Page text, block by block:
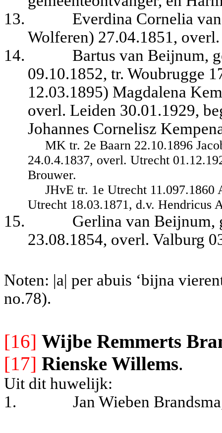
13.
Everdina Cornelia
Wolferen) 27.04.1851,
14.
Bartus van Beijnum,
09.10.1852, tr. Woubrugge
12.03.1895) Magdalena
overl. Leiden 30.01.1929,
Johannes Cornelisz
MK tr. 2e Baarn 22.10.1896
24.0.4.1837, overl. Utrecht
Brouwer.
JHvE tr. 1e Utrecht
Utrecht 18.03.1871, d.v. Hendricus
15.
Gerlina van Beijnum,
23.08.1854, overl. Valburg
Noten: |a| per abuis ‘bijna
no.78).
[16] Wijbe Remmerts
[17] Rienske Willems.
Uit dit huwelijk:
1.
Jan Wieben